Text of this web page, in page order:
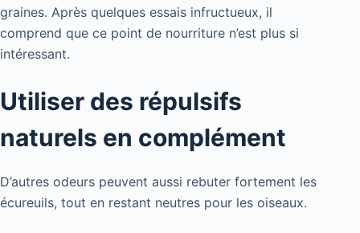
graines. Après quelques essais infructueux, il
comprend que ce point de nourriture n’est plus si
intéressant.
Utiliser des répulsifs
naturels en complément
D’autres odeurs peuvent aussi rebuter fortement les
écureuils, tout en restant neutres pour les oiseaux.